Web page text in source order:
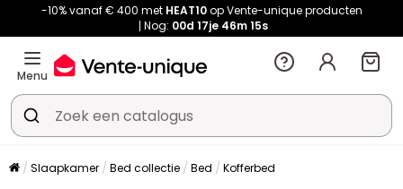
-10% vanaf € 400 met HEAT10op Vente-unique producten
Nog: 00d 17je 46m 15s
Menu
Slaapkamer Bed collectie Bed Kofferbed